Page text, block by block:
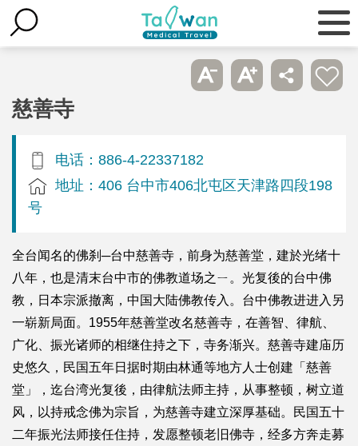
慈善寺
电话：886-4-22337182
地址：406 台中市406北屯区天津路四段198
号
全台闻名的佛刹─台中慈善寺，前身为慈善堂，建於光绪十
八年，也是清末台中市的佛教道场之ㄧ。光复後的台中佛
教，日本宗派撤离，中国大陆佛教传入。台中佛教进进入另
一崭新局面。1955年慈善堂改名慈善寺，在善智、律航、
广化、振光诸师的相继住持之下，寺务渐兴。慈善寺建庙历
史悠久，民国五年日据时期由林通等地方人士创建「慈善
堂」，迄台湾光复後，由律航法师主持，从事整顿，树立道
风，以持戒念佛为宗旨，为慈善寺建立深厚基础。民国五十
二年振光法师接任住持，发愿整顿老旧佛寺，经多方奔走募